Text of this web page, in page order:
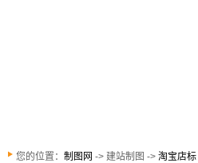
您的位置： 制图网 -> 建站制图 -> 淘宝店标